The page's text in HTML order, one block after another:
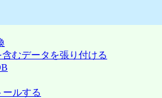
含むデータを張り付ける
ールする